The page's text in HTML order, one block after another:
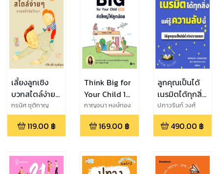
เลี้ยงลูกเชิง
บวกสไตล์ง่ายๆ
ตามหลัก
จิตวิทยา
กรนิศ ชุติกาญ
จน์ณุวงค์
119.00 ฿
Think Big for
Your Child 101
คิดใหญ่ให้ลูก
น้อย
กาญจนา หงษ์ทอง
169.00 ฿
ลูกคุณเป็นได้
เนรมิตได้ทุกสิ่ง
แค่รู้ความลับนี้
ปภาวรินท์ วงศ์
ลักษณะพิมล
490.00 ฿